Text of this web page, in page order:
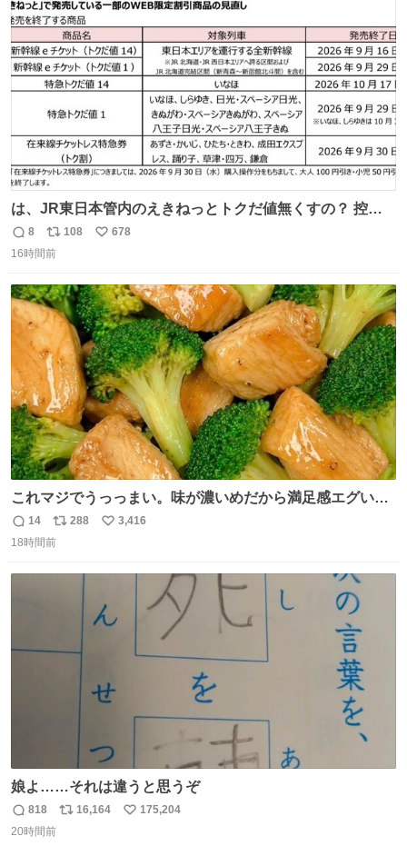
ト
数
数
は、JR東日本管内のえきねっとトクだ値無くすの？ 控え
めに言ってクソすぎんか？
返
信
8
リ
ポ
ト
数
108
い
数
678
16時間前
これマジでうっっまい。味が濃いめだから満足感エグいし
1週間で3キロ痩せた😭
返
信
14
リ
ポ
288
い
3,416
18時間前
娘よ……それは違うと思うぞ
返
信
818
リ
16,164
い
175,204
20時間前